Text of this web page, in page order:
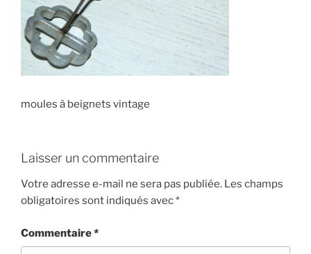
moules à beignets vintage
Laisser un commentaire
Votre adresse e-mail ne sera pas publiée. Les champs
obligatoires sont indiqués avec*
Commentaire*